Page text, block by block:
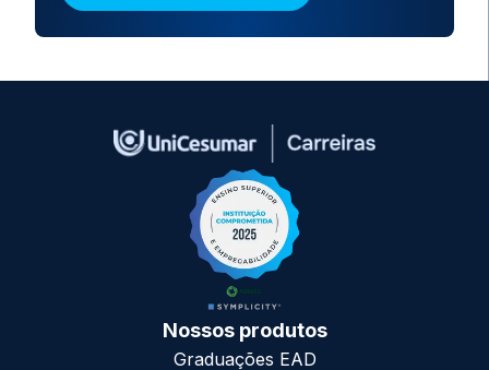
Nossos produtos
Graduações EAD